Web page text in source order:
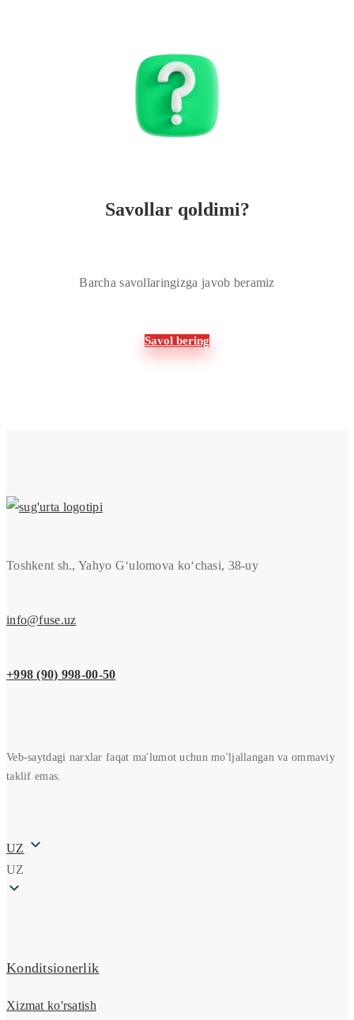
Savollar qoldimi?
Barcha savollaringizga javob beramiz
Savol bering
Toshkent sh., Yahyo G‘ulomova ko‘chasi, 38-uy
info@fuse.uz
+998 (90) 998-00-50
Veb-saytdagi narxlar faqat ma'lumot uchun mo'ljallangan va ommaviy
taklif emas.
UZ
UZ
Konditsionerlik
Xizmat ko'rsatish